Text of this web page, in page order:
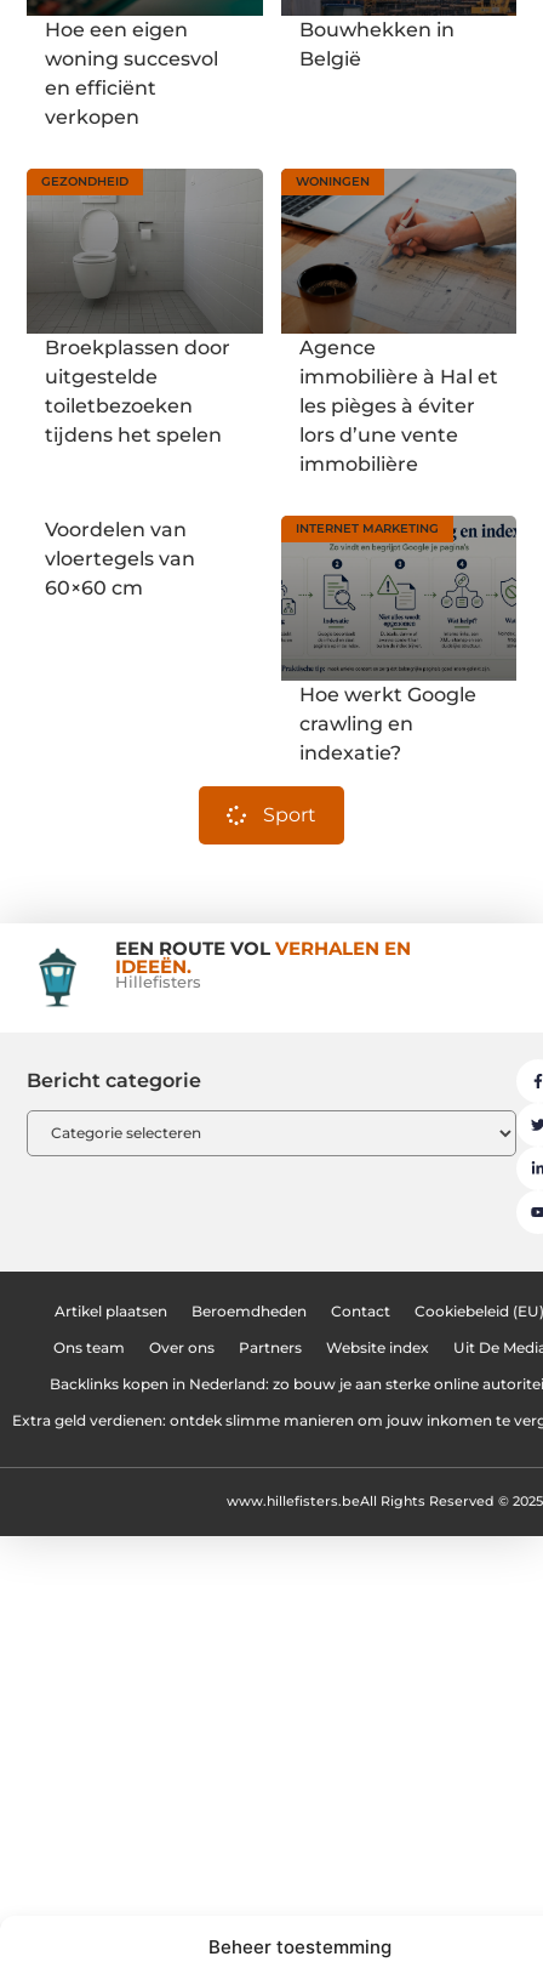
Beheer toestemming
Hoe een eigen
woning succesvol
en efficiënt
verkopen
Bouwhekken in
België
GEZONDHEID
Broekplassen door
uitgestelde
toiletbezoeken
tijdens het spelen
WONINGEN
Agence
immobilière à Hal et
les pièges à éviter
lors d’une vente
immobilière
Voordelen van
vloertegels van
60×60 cm
INTERNET MARKETING
Hoe werkt Google
crawling en
indexatie?
Sport
EEN ROUTE VOL VERHALEN EN
IDEEËN.
Hillefisters
Bericht categorie
Artikel plaatsen Beroemdheden Contact Cookiebeleid (EU)
Ons team Over ons Partners Website index Uit De
Backlinks kopen in Nederland: zo bouw je aan sterke online
Extra geld verdienen: ontdek slimme manieren om jouw inkomen te
All Rights Reserved © 2025
www.hillefisters.be